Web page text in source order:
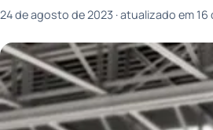
24 de agosto de 2023 · atualizado em